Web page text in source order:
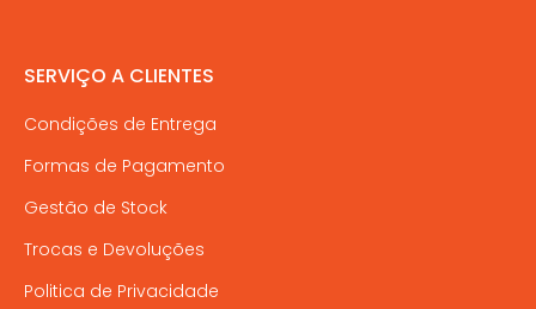
SERVIÇO A CLIENTES
Condições de Entrega
Formas de Pagamento
Gestão de Stock
Trocas e Devoluções
Politica de Privacidade